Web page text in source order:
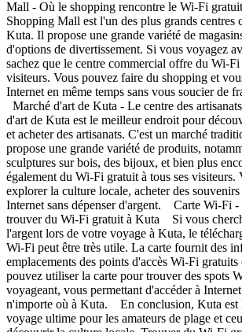
Mall - Où le shopping rencontre le Wi-Fi
Shopping Mall est l'un des plus grands centres
Kuta. Il propose une grande variété de
d'options de divertissement. Si vous voyagez
sachez que le centre commercial offre du Wi-Fi
visiteurs. Vous pouvez faire du shopping et
Internet en même temps sans vous soucier de
Marché d'art de Kuta - Le centre des
d'art de Kuta est le meilleur endroit pour
et acheter des artisanats. C'est un marché
propose une grande variété de produits,
sculptures sur bois, des bijoux, et bien plus
également du Wi-Fi gratuit à tous ses visiteurs.
explorer la culture locale, acheter des souvenirs
Internet sans dépenser d'argent. Carte Wi-Fi -
trouver du Wi-Fi gratuit à Kuta Si vous
l'argent lors de votre voyage à Kuta, le
Wi-Fi peut être très utile. La carte fournit des
emplacements des points d'accès Wi-Fi
pouvez utiliser la carte pour trouver des spots
voyageant, vous permettant d'accéder à
n'importe où à Kuta. En conclusion, Kuta est
voyage ultime pour les amateurs de plage et